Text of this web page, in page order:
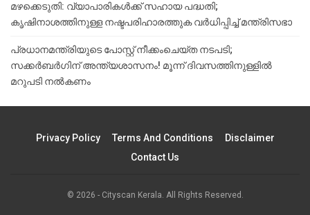
മഴക്കെടുതി: വ്യാപാരികൾക്ക് സഹായ പദ്ധതി;
കൃഷിനാശത്തിനുള്ള നഷ്ടപരിഹാരത്തുക വർ‌ധിപ്പിച്ച് മന്ത്രിസഭാ
പ്രധാനമന്ത്രിയുടെ പോസ്റ്റ് നീക്കംചെയ്ത നടപടി;
സക്കർബർഗിന് അന്ത്യശാസനം! മൂന്ന് ദിവസത്തിനുള്ളില്‍
മറുപടി നല്‍കണം
Privacy Policy Terms And Conditions
Disclaimer
Contact Us
© 2026 - Cityscan Kerala. All Rights Reserved.